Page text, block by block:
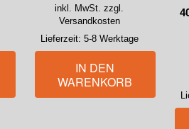
inkl. MwSt. zzgl.
Versandkosten
Lieferzeit: 5-8 Werktage
IN DEN
WARENKORB